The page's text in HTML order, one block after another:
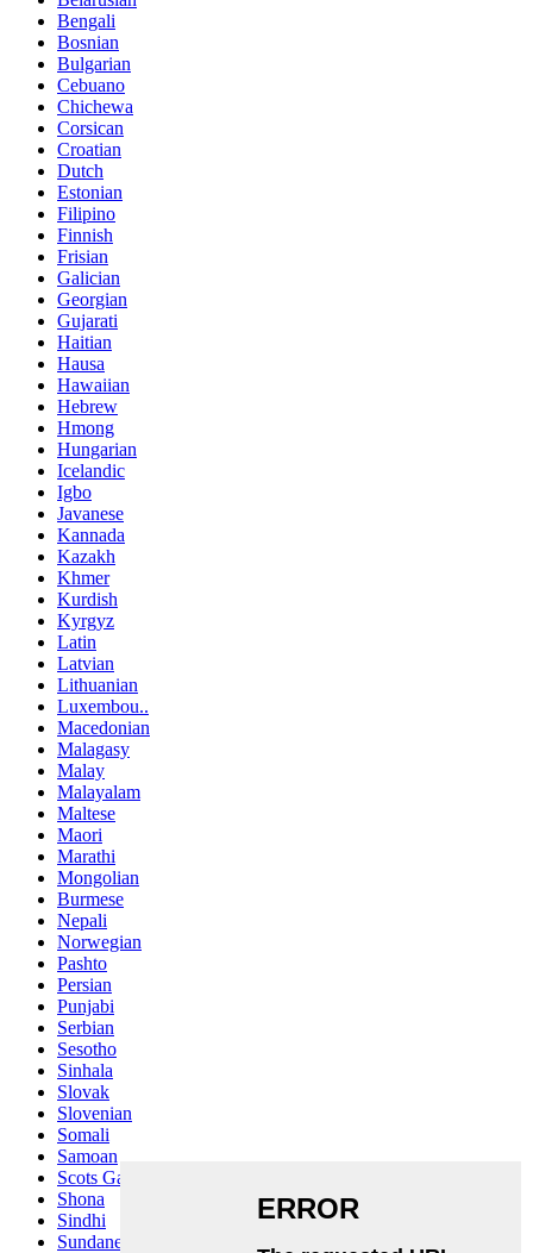
Bengali
Bosnian
Bulgarian
Cebuano
Chichewa
Corsican
Croatian
Dutch
Estonian
Filipino
Finnish
Frisian
Galician
Georgian
Gujarati
Haitian
Hausa
Hawaiian
Hebrew
Hmong
Hungarian
Icelandic
Igbo
Javanese
Kannada
Kazakh
Khmer
Kurdish
Kyrgyz
Latin
Latvian
Lithuanian
Luxembou..
Macedonian
Malagasy
Malay
Malayalam
Maltese
Maori
Marathi
Mongolian
Burmese
Nepali
Norwegian
Pashto
Persian
Punjabi
Serbian
Sesotho
Sinhala
Slovak
Slovenian
Somali
Samoan
Scots Gaelic
Shona
Sindhi
Sundanese